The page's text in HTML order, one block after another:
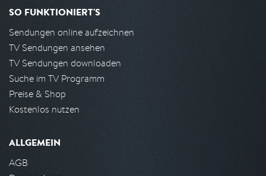
SO FUNKTIONIERT'S
Sendungen online aufzeichnen
TV Sendungen ansehen
TV Sendungen downloaden
Suche im TV Programm
Preise & Shop
Kostenlos nutzen
ALLGEMEIN
AGB